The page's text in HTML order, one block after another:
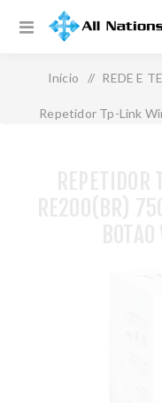
Início / REDE E
Repetidor Tp-Link